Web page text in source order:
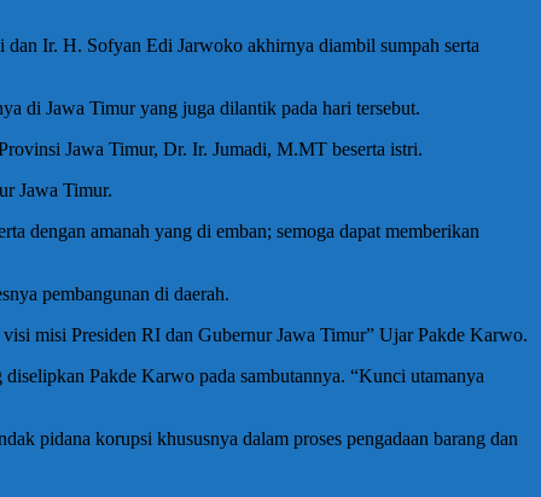
Ir. H. Sofyan Edi Jarwoko akhirnya diambil sumpah serta
di Jawa Timur yang juga dilantik pada hari tersebut.
Jawa Timur, Dr. Ir. Jumadi, M.MT beserta istri.
Jawa Timur.
dengan amanah yang di emban; semoga dapat memberikan
pembangunan di daerah.
misi Presiden RI dan Gubernur Jawa Timur” Ujar Pakde Karwo.
Pakde Karwo pada sambutannya. “Kunci utamanya
pidana korupsi khususnya dalam proses pengadaan barang dan